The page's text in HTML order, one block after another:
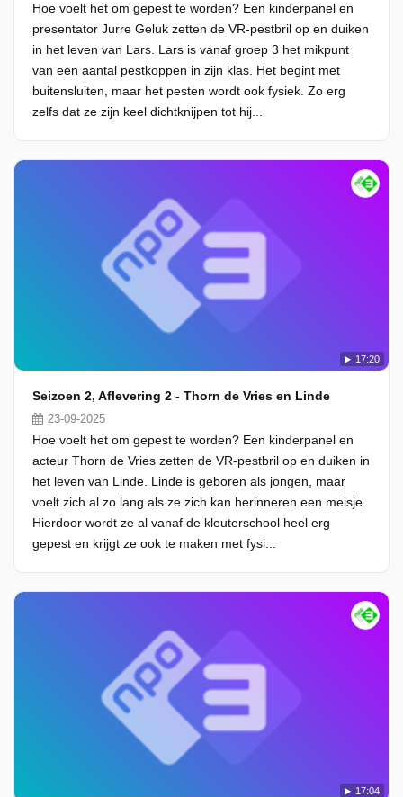
Hoe voelt het om gepest te worden? Een kinderpanel en
presentator Jurre Geluk zetten de VR-pestbril op en duiken
in het leven van Lars. Lars is vanaf groep 3 het mikpunt
van een aantal pestkoppen in zijn klas. Het begint met
buitensluiten, maar het pesten wordt ook fysiek. Zo erg
zelfs dat ze zijn keel dichtknijpen tot hij...
17:20
Seizoen 2, Aflevering 2 - Thorn de Vries en Linde
23-09-2025
Hoe voelt het om gepest te worden? Een kinderpanel en
acteur Thorn de Vries zetten de VR-pestbril op en duiken in
het leven van Linde. Linde is geboren als jongen, maar
voelt zich al zo lang als ze zich kan herinneren een meisje.
Hierdoor wordt ze al vanaf de kleuterschool heel erg
gepest en krijgt ze ook te maken met fysi...
17:04